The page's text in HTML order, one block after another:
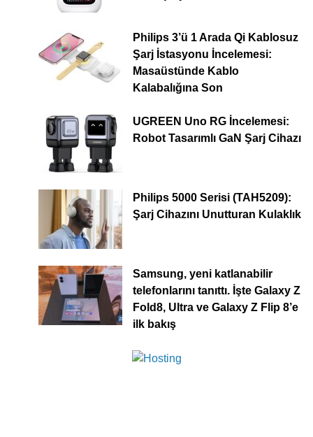
Philips 3’ü 1 Arada Qi Kablosuz
Şarj İstasyonu İncelemesi:
Masaüstünde Kablo
Kalabalığına Son
UGREEN Uno RG İncelemesi:
Robot Tasarımlı GaN Şarj Cihazı
Philips 5000 Serisi (TAH5209):
Şarj Cihazını Unutturan Kulaklık
Samsung, yeni katlanabilir
telefonlarını tanıttı. İşte Galaxy Z
Fold8, Ultra ve Galaxy Z Flip 8’e
ilk bakış